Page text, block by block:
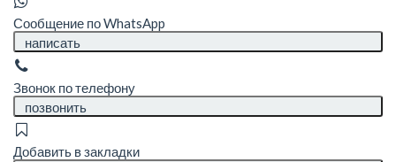
Сообщение по WhatsApp
написать
Звонок по телефону
позвонить
Добавить в закладки